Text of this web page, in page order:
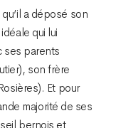
a déposé son
qui lui
ses parents
son frère
Et pour
majorité de ses